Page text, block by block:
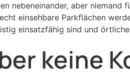
nebeneinander, aber niemand
einsehbare Parkflächen
einsatzfähig sind und örtliche
keine